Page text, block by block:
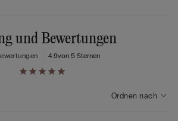
und Bewertungen
4.9von 5 Sternen
Ordnen nach